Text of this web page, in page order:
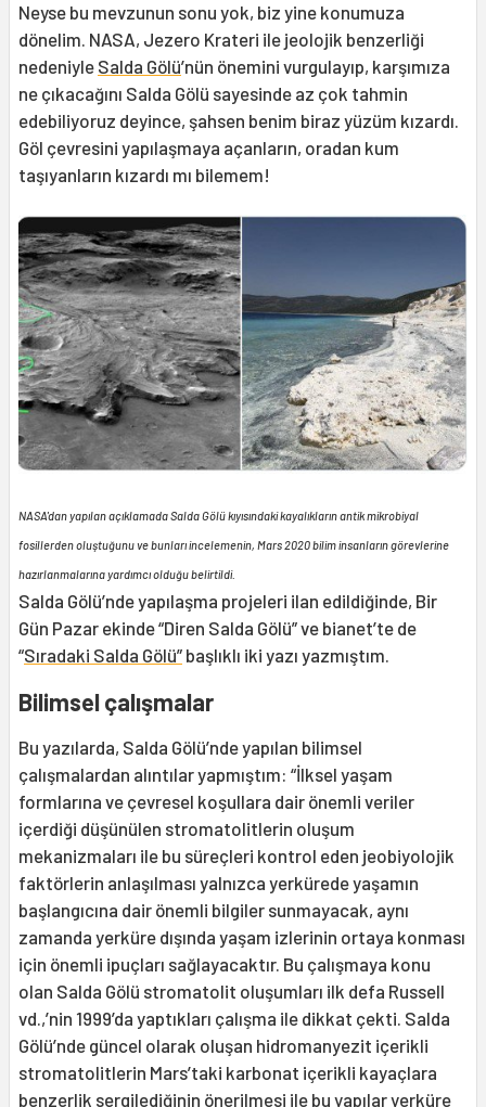
Neyse bu mevzunun sonu yok, biz yine konumuza
dönelim. NASA, Jezero Krateri ile jeolojik benzerliği
nedeniyle Salda Gölü’nün önemini vurgulayıp, karşımıza
ne çıkacağını Salda Gölü sayesinde az çok tahmin
edebiliyoruz deyince, şahsen benim biraz yüzüm kızardı.
Göl çevresini yapılaşmaya açanların, oradan kum
taşıyanların kızardı mı bilemem!
NASA'dan yapılan açıklamada Salda Gölü kıyısındaki kayalıkların antik mikrobiyal
fosillerden oluştuğunu ve bunları incelemenin, Mars 2020 bilim insanların görevlerine
hazırlanmalarına yardımcı olduğu belirtildi.
Salda Gölü’nde yapılaşma projeleri ilan edildiğinde, Bir
Gün Pazar ekinde “Diren Salda Gölü” ve bianet’te de
“Sıradaki Salda Gölü” başlıklı iki yazı yazmıştım.
Bilimsel çalışmalar
Bu yazılarda, Salda Gölü’nde yapılan bilimsel
çalışmalardan alıntılar yapmıştım: “İlksel yaşam
formlarına ve çevresel koşullara dair önemli veriler
içerdiği düşünülen stromatolitlerin oluşum
mekanizmaları ile bu süreçleri kontrol eden jeobiyolojik
faktörlerin anlaşılması yalnızca yerkürede yaşamın
başlangıcına dair önemli bilgiler sunmayacak, aynı
zamanda yerküre dışında yaşam izlerinin ortaya konması
için önemli ipuçları sağlayacaktır. Bu çalışmaya konu
olan Salda Gölü stromatolit oluşumları ilk defa Russell
vd.,’nin 1999’da yaptıkları çalışma ile dikkat çekti. Salda
Gölü’nde güncel olarak oluşan hidromanyezit içerikli
stromatolitlerin Mars’taki karbonat içerikli kayaçlara
benzerlik sergilediğinin önerilmesi ile bu yapılar yerküre